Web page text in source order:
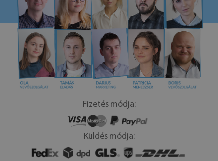
Fizetés módja:
Küldés módja: